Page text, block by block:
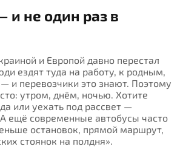
и не один раз в
и Европой давно перестал
ездят туда на работу, к родным,
и перевозчики это знают. Поэтому
утром, днём, ночью. Хотите
или уехать под рассвет —
А ещё современные автобусы часто
остановок, прямой маршрут,
стоянок на полдня».